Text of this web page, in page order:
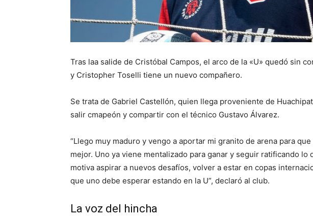
Tras laa salide de Cristóbal Campos, el arco de la «U» quedó sin
y Cristopher Toselli tiene un nuevo compañero.
Se trata de Gabriel Castellón, quien llega proveniente de
salir cmapeón y compartir con el técnico Gustavo Álvarez.
“Llego muy maduro y vengo a aportar mi granito de arena para
mejor. Uno ya viene mentalizado para ganar y seguir ratificando lo
motiva aspirar a nuevos desafíos, volver a estar en copas
que uno debe esperar estando en la U”, declaró al club.
La voz del hincha